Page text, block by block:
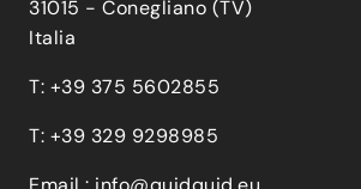
31015 - Conegliano (TV)
Italia
T: +39 375 5602855
T: +39 329 9298985